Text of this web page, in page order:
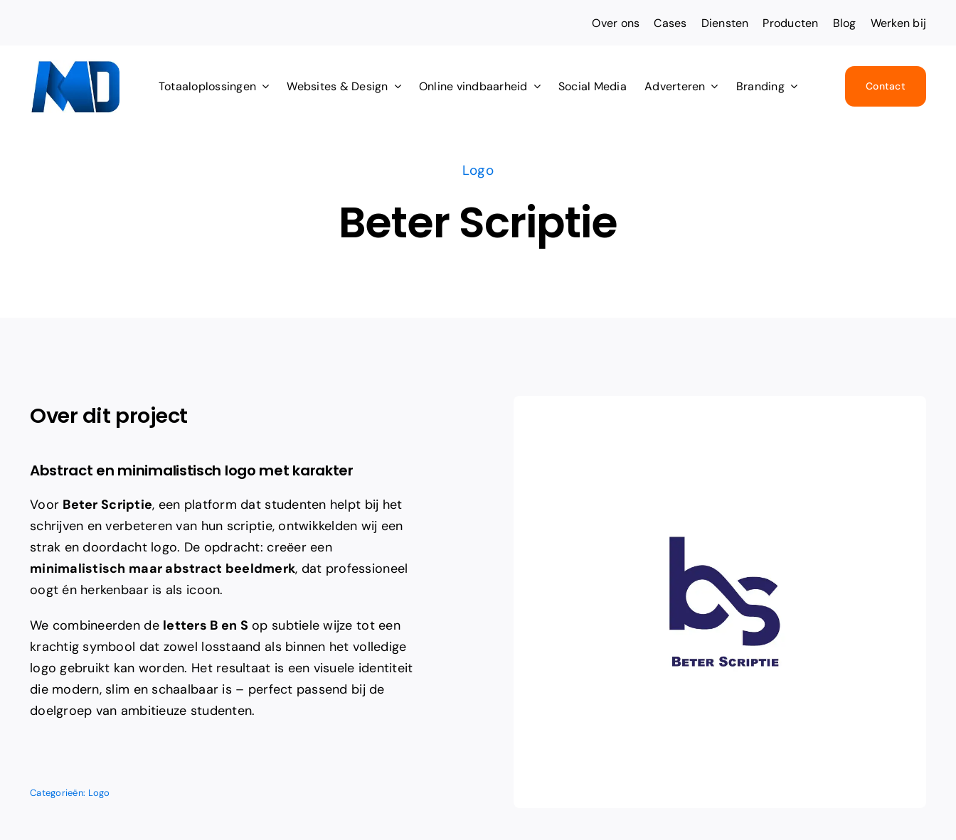
Over ons Cases Diensten Producten Blog Werken bij
Totaaloplossingen Websites & Design Online vindbaarheid Social Media Adverteren Branding Contact
Logo
Beter Scriptie
Over dit project
Abstract en minimalistisch logo met karakter
Voor Beter Scriptie, een platform dat studenten helpt bij het
schrijven en verbeteren van hun scriptie, ontwikkelden wij een
strak en doordacht logo. De opdracht: creëer een
minimalistisch maar abstract beeldmerk, dat professioneel
oogt én herkenbaar is als icoon.
We combineerden de letters B en S op subtiele wijze tot een
krachtig symbool dat zowel losstaand als binnen het volledige
logo gebruikt kan worden. Het resultaat is een visuele identiteit
die modern, slim en schaalbaar is – perfect passend bij de
doelgroep van ambitieuze studenten.
Categorieën: Logo